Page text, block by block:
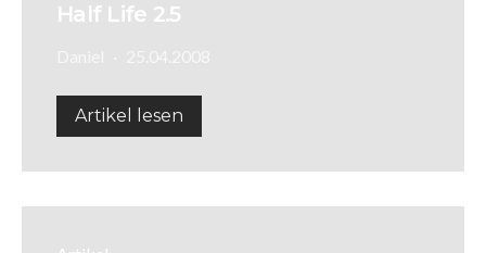
Half Life 2.5
Artikel lesen